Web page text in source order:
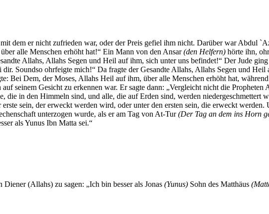
dem er nicht zufrieden war, oder der Preis gefiel ihm nicht. Darüber war Abdul
alle Menschen erhöht hat!“ Ein Mann von den Ansar(den Helfern) hörte ihn,
Allahs, Allahs Segen und Heil auf ihm, sich unter uns befindet!“ Der Jude
Soundso ohrfeigte mich!“ Da fragte der Gesandte Allahs, Allahs Segen und
Bei Dem, der Moses, Allahs Heil auf ihm, über alle Menschen erhöht hat,
seinem Gesicht zu erkennen war. Er sagte dann: „Vergleicht nicht die Propheten
in den Himmeln sind, und alle, die auf Erden sind, werden niedergeschmettert
sein, der erweckt werden wird, oder unter den ersten sein, die erweckt werden.
unterzogen wurde, als er am Tag von At-Tur(Der Tag an dem ins Horn
als Yunus Ibn Matta sei.“
(Allahs) zu sagen: „Ich bin besser als Jonas (Yunus) Sohn des Matthäus